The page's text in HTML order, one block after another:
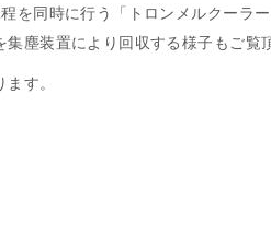
を同時に行う「トロンメルクーラ
塵装置により回収する様子もご覧
す。